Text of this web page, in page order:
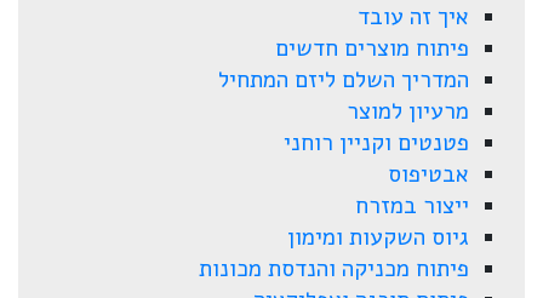
איך זה עובד
פיתוח מוצרים חדשים
המדריך השלם ליזם המתחיל
מרעיון למוצר
פטנטים וקניין רוחני
אבטיפוס
ייצור במזרח
גיוס השקעות ומימון
פיתוח מכניקה והנדסת מכונות